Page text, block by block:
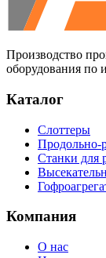
Производство
оборудования по
Каталог
Слоттеры
Продольно-
Станки для
Компания
О нас